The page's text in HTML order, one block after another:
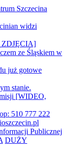
Szczecina
widzi
ZDJĘCIA]
ze Śląskiem w
już gotowe
stanie.
[WIDEO,
510 777 222
Publicznej
DUŻY